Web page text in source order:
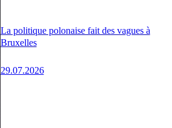
La politique polonaise fait des vagues à
Bruxelles
29.07.2026